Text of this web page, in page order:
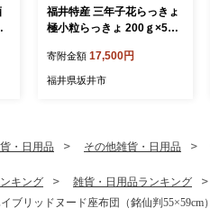
福井特産 三年子花らっきょ
極小粒らっきょ 200ｇ×5袋
りの三年掘り栽培』 希少 漬
け 国産 漬け物 お漬物 ラッ
寄附金額 17,500円
福井県坂井市
・日用品 その他雑貨・日用品
キング 雑貨・日用品ランキング
ブリッドヌード座布団（銘仙判55×59cm